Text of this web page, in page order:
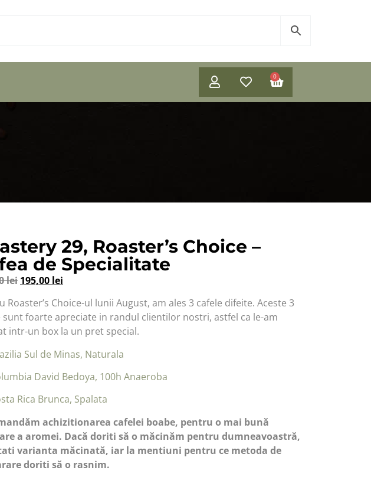
0
29, Roaster’s Choice –
de Specialitate
lei 195,00 lei
Roaster’s Choice-ul lunii August, am ales 3 cafele difeite. Aceste 3
sunt foarte apreciate in randul clientilor nostri, astfel ca le-am
intr-un box la un pret special.
Sul de Minas, Naturala
David Bedoya, 100h Anaeroba
Rica Brunca, Spalata
achizitionarea cafelei boabe, pentru o mai bună
a aromei. Dacă doriti să o măcinăm pentru dumneavoastră,
varianta măcinată, iar la mentiuni pentru ce metoda de
doriti să o rasnim.